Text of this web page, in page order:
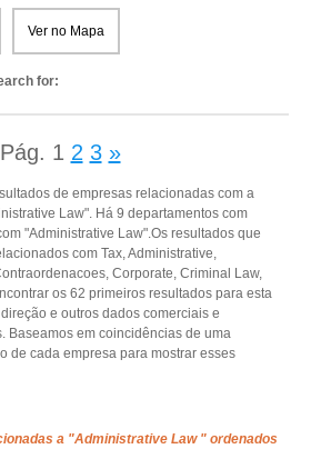
Ver no Mapa
for:
Pág. 1 2 3 »
de empresas relacionadas com a
Law". Há 9 departamentos com
"Administrative Law".Os resultados que
com Tax, Administrative,
Corporate, Criminal Law,
os 62 primeiros resultados para esta
e outros dados comerciais e
Baseamos em coincidências de uma
de cada empresa para mostrar esses
a "Administrative Law " ordenados